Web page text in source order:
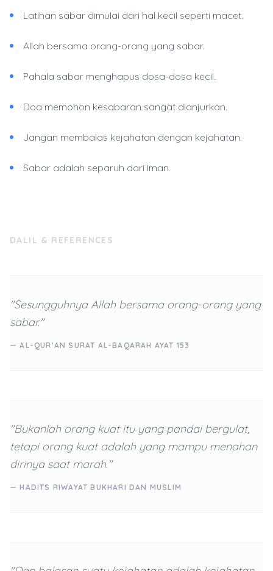
Latihan sabar dimulai dari hal kecil seperti macet.
Allah bersama orang-orang yang sabar.
Pahala sabar menghapus dosa-dosa kecil.
Doa memohon kesabaran sangat dianjurkan.
Jangan membalas kejahatan dengan kejahatan.
Sabar adalah separuh dari iman.
DALIL & REFERENCES
"Sesungguhnya Allah bersama orang-orang yang
sabar."
— AL-QUR'AN SURAT AL-BAQARAH AYAT 153
"Bukanlah orang kuat itu yang pandai bergulat,
tetapi orang kuat adalah yang mampu menahan
dirinya saat marah."
— HADITS RIWAYAT BUKHARI DAN MUSLIM